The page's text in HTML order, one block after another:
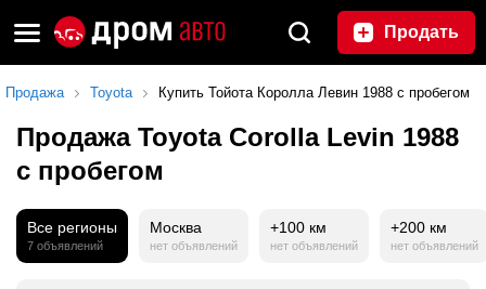
Продать
Продажа Toyota Купить Тойота Королла Левин 1988 с пробегом
Продажа Toyota Corolla Levin 1988
с пробегом
Все регионы
7 объявлений
Москва
нет объявлений
+100 км
нет объявлений
+200 км
нет объявлений